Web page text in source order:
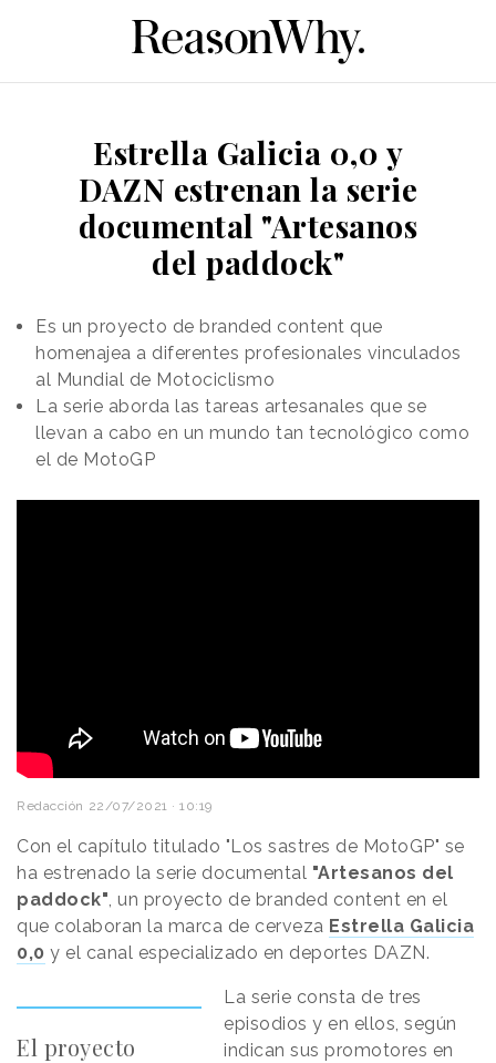
Estrella Galicia 0,0 y
DAZN estrenan la serie
documental "Artesanos
del paddock"
Es un proyecto de branded content que
homenajea a diferentes profesionales vinculados
al Mundial de Motociclismo
La serie aborda las tareas artesanales que se
llevan a cabo en un mundo tan tecnológico como
el de MotoGP
Redacción 22/07/2021 · 10:19
Con el capítulo titulado "Los sastres de MotoGP" se
ha estrenado la serie documental "Artesanos del
paddock", un proyecto de branded content en el
que colaboran la marca de cerveza Estrella Galicia
0,0 y el canal especializado en deportes DAZN.
El proyecto
La serie consta de tres
episodios y en ellos, según
indican sus promotores en